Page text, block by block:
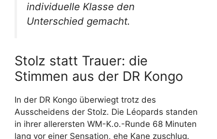
individuelle Klasse den
Unterschied gemacht.
Stolz statt Trauer: die
Stimmen aus der DR Kongo
In der DR Kongo überwiegt trotz des
Ausscheidens der Stolz. Die Léopards standen
in ihrer allerersten WM-K.o.-Runde 68 Minuten
lang vor einer Sensation, ehe Kane zuschlug.